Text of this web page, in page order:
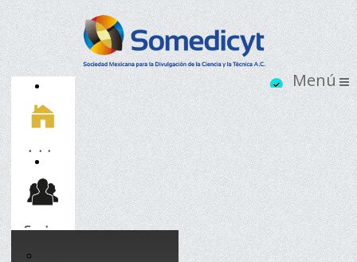
Inicio
Socios